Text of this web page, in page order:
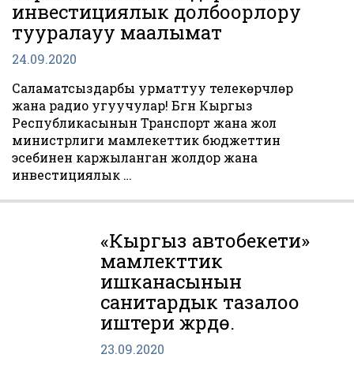
инвестициялык долбоорлору
тууралауу маалымат
24.09.2020
Саламатсыздарбы урматтуу телекѳрүүчүлѳр
жана радио угуучулар! Бүгүн Кыргыз
Республикасынын Транспорт жана жол
министрлиги мамлекеттик бюджеттин
эсебинен каржыланган жолдор жана
инвестициялык …
«Кыргыз автобекети»
мамлекттик
ишканасынын
санитардык тазалоо
иштери жүрүүдѳ.
23.09.2020